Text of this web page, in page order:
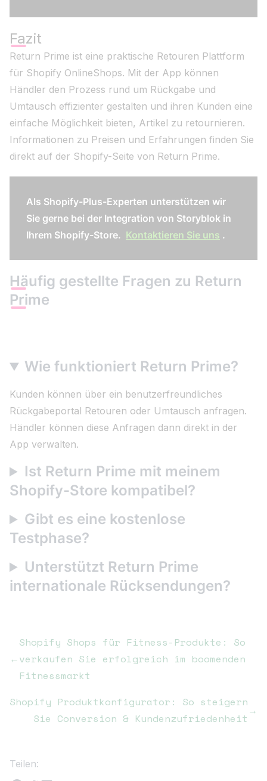
Fazit
Return Prime ist eine praktische Retouren Plattform
für Shopify OnlineShops. Mit der App können
Händler den Prozess rund um Rückgabe und
Umtausch effizienter gestalten und ihren Kunden eine
einfache Möglichkeit bieten, Artikel zu retournieren.
Informationen zu Preisen und Erfahrungen finden Sie
direkt auf der Shopify-Seite von Return Prime.
Als Shopify-Plus-Experten unterstützen wir
Sie gerne bei der Integration von Storyblok in
Ihrem Shopify-Store. Kontaktieren Sie uns .
Häufig gestellte Fragen zu Return
Prime
Wie funktioniert Return Prime?
Kunden können über ein benutzerfreundliches
Rückgabeportal Retouren oder Umtausch anfragen.
Händler können diese Anfragen dann direkt in der
App verwalten.
Ist Return Prime mit meinem
Shopify-Store kompatibel?
Gibt es eine kostenlose
Testphase?
Unterstützt Return Prime
internationale Rücksendungen?
←
Shopify Shops für Fitness-Produkte: So
verkaufen Sie erfolgreich im boomenden
Fitnessmarkt
Shopify Produktkonfigurator: So steigern
Sie Conversion & Kundenzufriedenheit
→
Teilen: